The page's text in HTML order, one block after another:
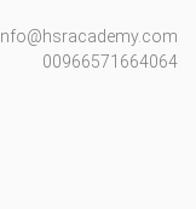
Info@hsracademy.com
00966571664064